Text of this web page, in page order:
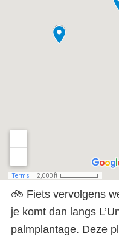
🚲 Fiets vervolgens
je komt dan langs
palmplantage. Deze